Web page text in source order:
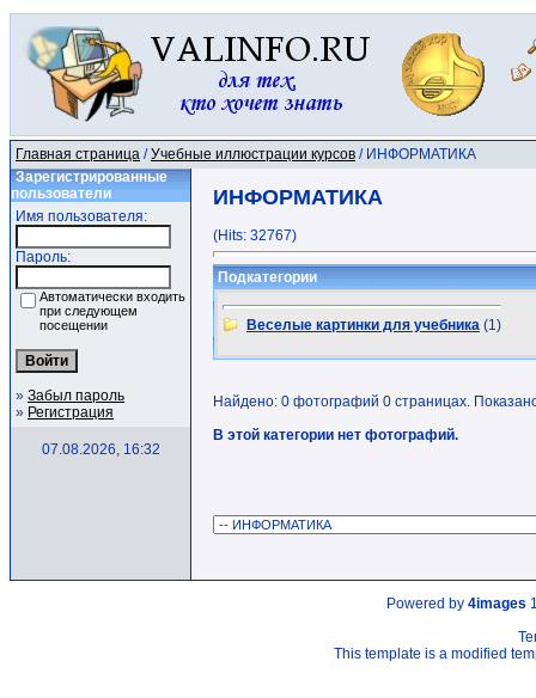
Главная страница /Учебные иллюстрации курсов / ИНФОРМАТИКА
Зарегистрированные
пользователи
Имя пользователя:
Пароль:
Автоматически входить
при следующем
посещении
» Забыл пароль
» Регистрация
07.08.2026, 16:32
ИНФОРМАТИКА
(Hits: 32767)
Подкатегории
Веселые картинки для учебника (1)
Найдено: 0 фотографий 0 страницах.
В этой категории нет фотографий.
Powered by 4images
This template is a modified